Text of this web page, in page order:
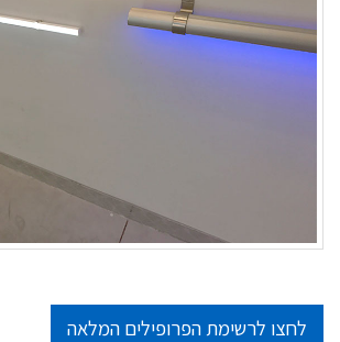
לחצו לרשימת הפרופילים המלאה